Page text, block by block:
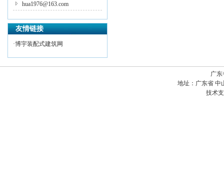
hua1976@163.com
友情链接
·博宇装配式建筑网
广
地址： 广东省 中
技术